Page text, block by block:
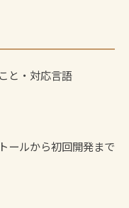
と・対応言語
ールから初回開発まで